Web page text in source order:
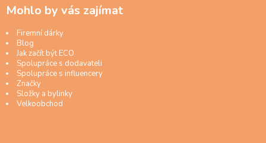
Mohlo by vás zajímat
Firemní dárky
Blog
Jak začít být ECO
Spolupráce s dodavateli
Spolupráce s influencery
Značky
Složky a bylinky
Velkoobchod